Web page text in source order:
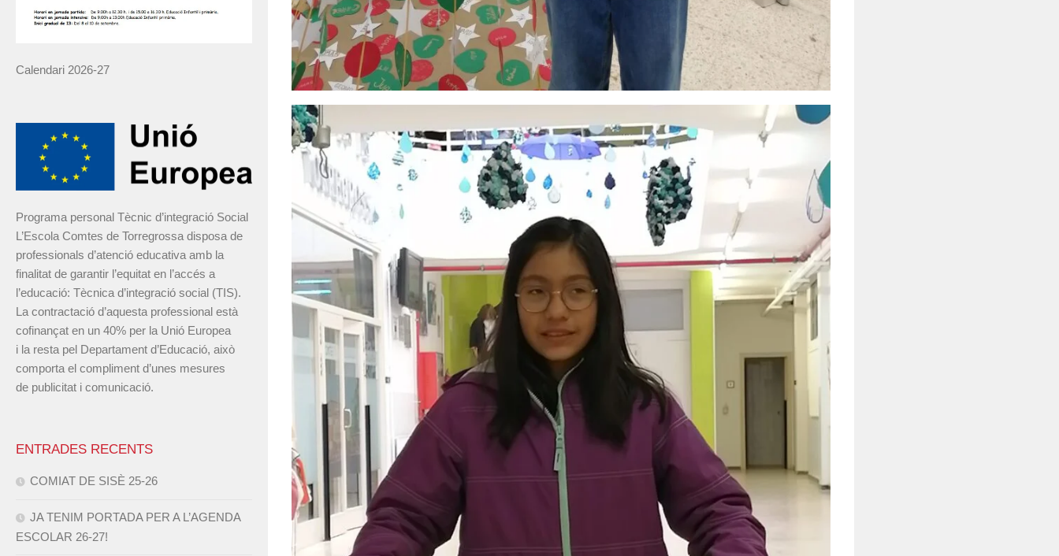
Calendari 2026-27
Programa personal Tècnic d’integració Social
L’Escola Comtes de Torregrossa disposa de
professionals d’atenció educativa amb la
finalitat de garantir l’equitat en l’accés a
l’educació: Tècnica d’integració social (TIS).
La contractació d’aquesta professional està
cofinançat en un 40% per la Unió Europea
i la resta pel Departament d’Educació, això
comporta el compliment d’unes mesures
de publicitat i comunicació.
ENTRADES RECENTS
COMIAT DE SISÈ 25-26
JA TENIM PORTADA PER A L’AGENDA
ESCOLAR 26-27!